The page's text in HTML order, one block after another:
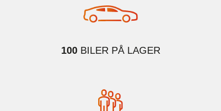
100BILER PÅ LAGER